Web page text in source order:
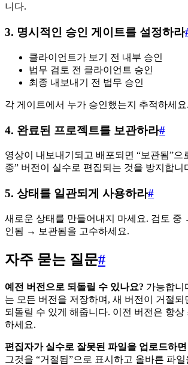
니다.
3. 명시적인 승인 게이트를 설정하라
클라이언트가 보기 전 내부 승인
법무 검토 전 클라이언트 승인
최종 내보내기 전 법무 승인
각 게이트에서 누가 승인했는지 추적하세요.
4. 완료된 프로젝트를 보관하라#
영상이 내보내기되고 배포되면 “보관됨”으
종” 버전이 실수로 편집되는 것을 방지합니
5. 상태를 일관되게 사용하라#
새로운 상태를 만들어내지 마세요. 검토
인됨 → 보관됨을 고수하세요.
자주 묻는 질문#
예전 버전으로 되돌릴 수 있나요? 가능합니
는 모든 버전을 저장하며, 새 버전이 거절되
되돌릴 수 있게 해줍니다. 이전 버전은 항상
하세요.
편집자가 실수로 잘못된 파일을 업로드하
그것을 “거절됨”으로 표시하고 올바른 파일